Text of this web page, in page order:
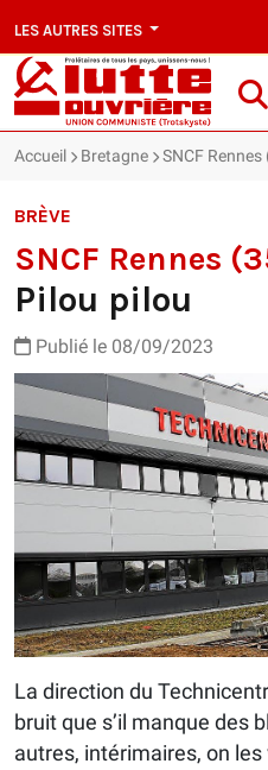
LES AUTRES SITES
Accueil Bretagne SNCF
BRÈVE
SNCF Rennes
Pilou pilou
Publié le 08/09/2023
La direction du
bruit que s’il manque des
autres, intérimaires, on les